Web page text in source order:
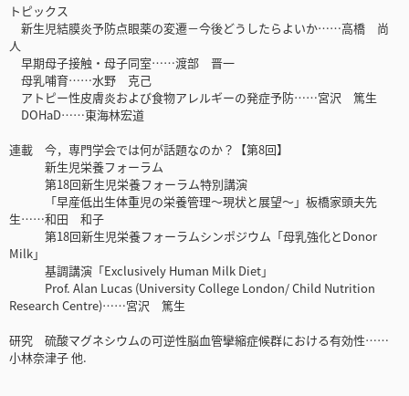
トピックス
新生児結膜炎予防点眼薬の変遷－今後どうしたらよいか……高橋 尚
人
早期母子接触・母子同室……渡部 晋一
母乳哺育……水野 克己
アトピー性皮膚炎および食物アレルギーの発症予防……宮沢 篤生
DOHaD……東海林宏道
連載 今，専門学会では何が話題なのか？【第8回】
新生児栄養フォーラム
第18回新生児栄養フォーラム特別講演
「早産低出生体重児の栄養管理～現状と展望～」板橋家頭夫先
生……和田 和子
第18回新生児栄養フォーラムシンポジウム「母乳強化とDonor
Milk」
基調講演「Exclusively Human Milk Diet」
Prof. Alan Lucas (University College London/ Child Nutrition
Research Centre)……宮沢 篤生
研究 硫酸マグネシウムの可逆性脳血管攣縮症候群における有効性……
小林奈津子 他.